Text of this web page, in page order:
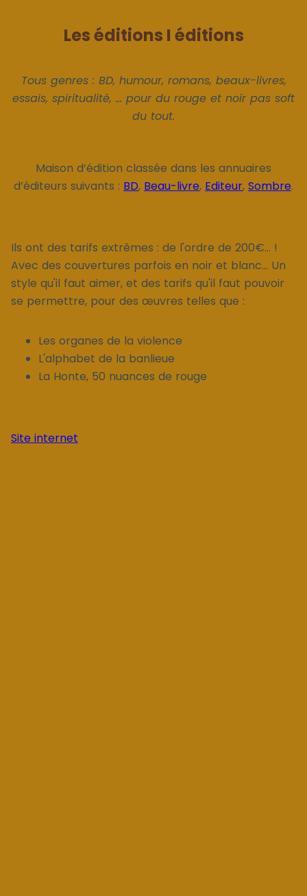
Les éditions I éditions
Tous genres : BD, humour, romans, beaux-livres,
essais, spiritualité, ... pour du rouge et noir pas soft
du tout.
Maison d’édition classée dans les annuaires
d’éditeurs suivants : BD, Beau-livre, Editeur, Sombre.
Ils ont des tarifs extrêmes : de l'ordre de 200€... !
Avec des couvertures parfois en noir et blanc... Un
style qu'il faut aimer, et des tarifs qu'il faut pouvoir
se permettre, pour des œuvres telles que :
Les organes de la violence
L'alphabet de la banlieue
La Honte, 50 nuances de rouge
Site internet